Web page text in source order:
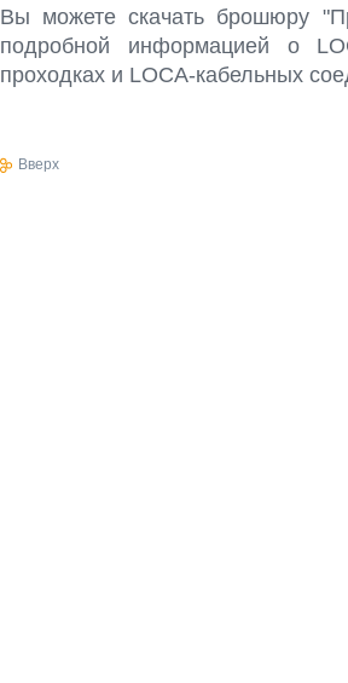
Вы можете скачать брошюру
подробной информацией о
проходках и LOCA-кабельных
Вверх